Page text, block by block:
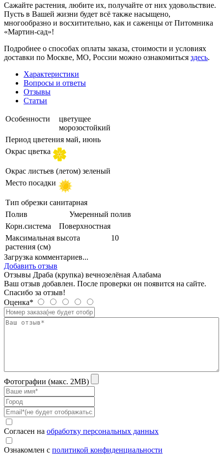
Сажайте растения, любите их, получайте от них удовольствие.
Пусть в Вашей жизни будет всё также насыщено,
многообразно и восхитительно, как и саженцы от Питомника
«Мартин-сад»!
Подробнее о способах оплаты заказа, стоимости и условиях
доставки по Москве, МО, России можно ознакомиться здесь.
Характеристики
Вопросы и ответы
Отзывы
Статьи
Особенности
цветущее
морозостойкий
Период цветения май, июнь
Окрас цветка
Окрас листьев (летом) зеленый
Место посадки
Тип обрезки санитарная
Полив
Умеренный полив
Корн.система
Поверхностная
Максимальная высота
растения (см)
10
Загрузка комментариев...
Добавить отзыв
Отзывы Драба (крупка) вечнозелёная Алабама
Ваш отзыв добавлен. После проверки он появится на сайте.
Спасибо за отзыв!
Оценка*
Фотографии (макс. 2MB)
Согласен на обработку персональных данных
Ознакомлен с политикой конфиденциальности